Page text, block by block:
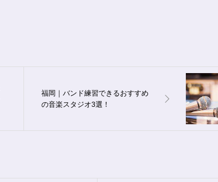
福岡｜バンド練習できるおすすめ
の音楽スタジオ3選！